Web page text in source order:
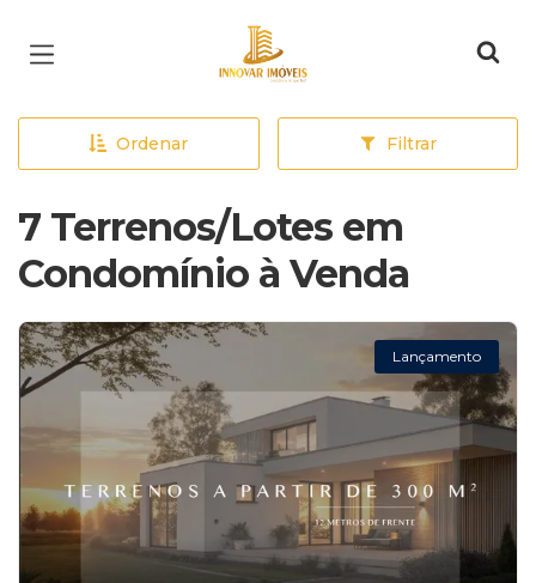
Página inicial
Ordenar Filtrar
7 Terrenos/Lotes em
Condomínio à Venda
Lançamento